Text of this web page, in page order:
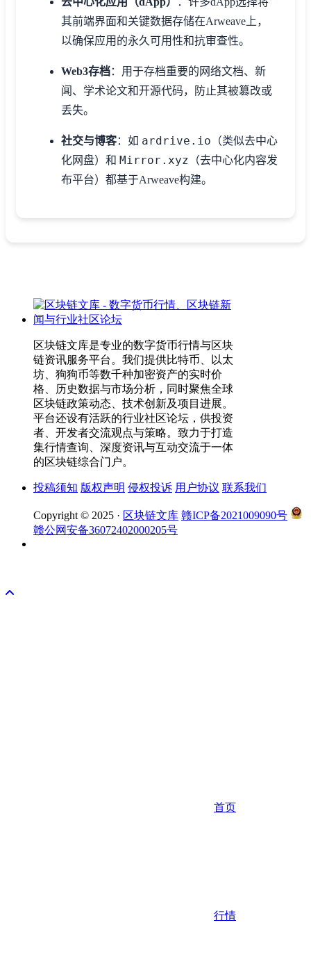
其前端界面和关键数据存储在Arweave上，
以确保应用的永久可用性和抗审查性。
Web3存档：用于存档重要的网络文档、新
闻、学术论文和开源代码，防止其被篡改或
丢失。
社交与博客：如 ardrive.io （类似去中心
化网盘）和 Mirror.xyz （去中心化内容发
布平台）都基于Arweave构建。
区块链文库是专业的数字货币行情与区块
链资讯服务平台。我们提供比特币、以太
坊、狗狗币等数千种加密资产的实时价
格、历史数据与市场分析，同时聚焦全球
区块链政策动态、技术创新及项目进展。
平台还设有活跃的行业社区论坛，供投资
者、开发者交流观点与策略。致力于打造
集行情查询、深度资讯与互动交流于一体
的区块链综合门户。
投稿须知 版权声明 侵权投诉 用户协议 联系我们
Copyright © 2025 · 区块链文库 赣ICP备2021009090号
赣公网安备36072402000205号
首页
行情